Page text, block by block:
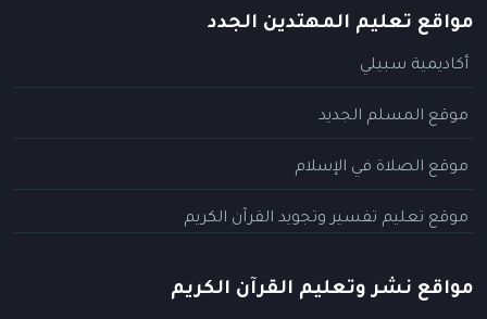
مواقع تعليم المهتدين الجدد
أكاديمية سبيلي
موقع المسلم الجديد
موقع الصلاة في الإسلام
موقع تعليم تفسير وتجويد القرآن الكريم
مواقع نشر وتعليم القرآن الكريم